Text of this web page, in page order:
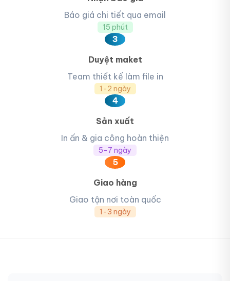
Báo giá chi tiết qua email
15 phút
3
Duyệt maket
Team thiết kế làm file in
1-2 ngày
4
Sản xuất
In ấn & gia công hoàn thiện
5-7 ngày
5
Giao hàng
Giao tận nơi toàn quốc
1-3 ngày